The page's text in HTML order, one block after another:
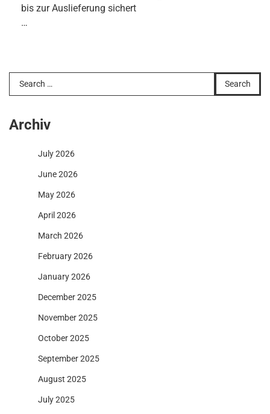
bis zur Auslieferung sichert
…
Search
for:
Archiv
July 2026
June 2026
May 2026
April 2026
March 2026
February 2026
January 2026
December 2025
November 2025
October 2025
September 2025
August 2025
July 2025